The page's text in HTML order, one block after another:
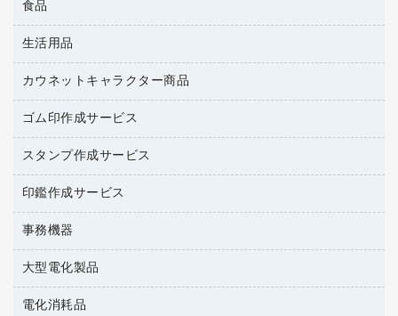
ＬＡＮケーブル
ＨＤＤ／ＳＳＤ
ディスプレイモニター
防災用備蓄食品・飲料
台車・脚立
倉庫収納用品
作業用雑貨
梱包用品
梱包用テープ
園芸用品
ペット用品
緑茶飲料
茶葉・インスタント
紅茶・バラエティ飲料
レギュラーコーヒー
ミルク・シュガー
ソフトドリンク
コーヒーメーカー・備品
インスタントコーヒー
食品
食品
菓子
生活用品
浴室用品
台所用洗剤
掃除用品
掃除用洗剤
洗濯用品
消臭・芳香剤
殺虫剤
飲食用消耗品
カウネットキャラクター商品
カウネットキャラクター商品
ゴム印作成サービス
ゴム印作成サービス
ゴム印（一行印）作成サービス
ゴム印（フリーサイズ印）作成サービス
スタンプ作成サービス
シヤチハタスタンプ作成サービス
カウネットスタンプ作成サービス
印鑑作成サービス
印鑑作成サービス
事務機器
大型シュレッダー（共配）
レーザーポインター
大型電化製品
冷蔵庫・キッチン・調理家電
電化消耗品